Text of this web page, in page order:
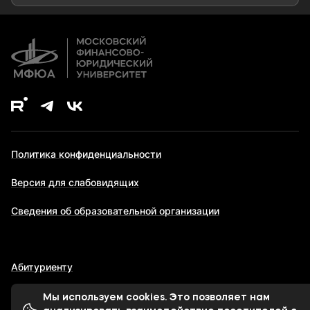
Дополнительное образование
Политика конфиденциальности
Версия для слабовидящих
Сведения об образовательной организации
Абитуриенту
Мы используем cookies. Это позволяет нам